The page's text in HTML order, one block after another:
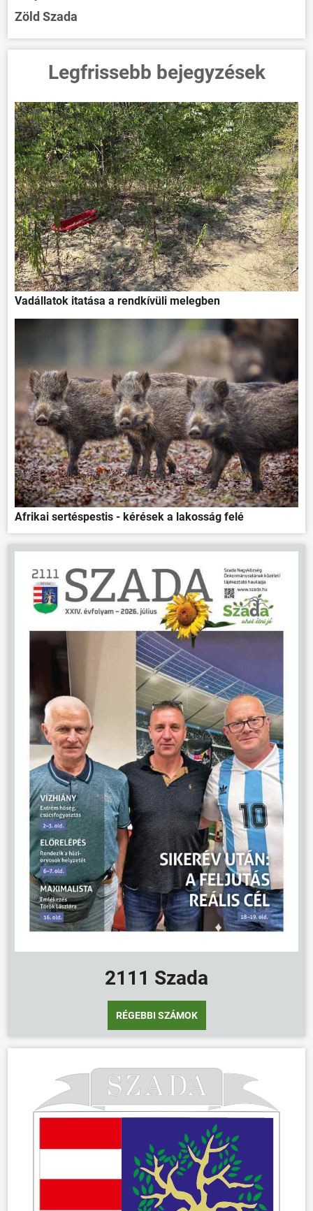
Zöld Szada
Legfrissebb bejegyzések
Vadállatok itatása a rendkívüli melegben
Afrikai sertéspestis - kérések a lakosság felé
2111 Szada
RÉGEBBI SZÁMOK